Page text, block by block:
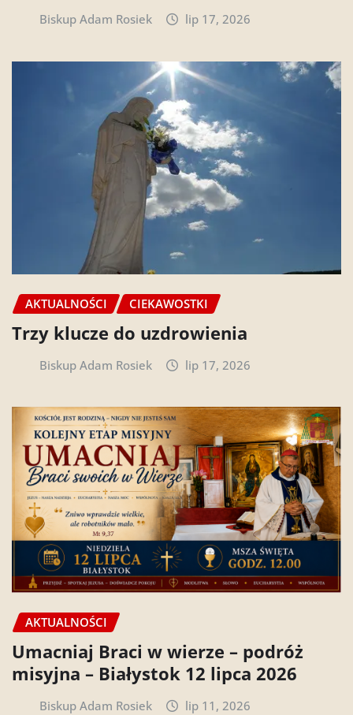
Biskup Adam Rosiek lip 17, 2026
AKTUALNOŚCI CIEKAWOSTKI
Trzy klucze do uzdrowienia
Biskup Adam Rosiek lip 17, 2026
AKTUALNOŚCI
Umacniaj Braci w wierze – podróż
misyjna – Białystok 12 lipca 2026
Biskup Adam Rosiek lip 11, 2026